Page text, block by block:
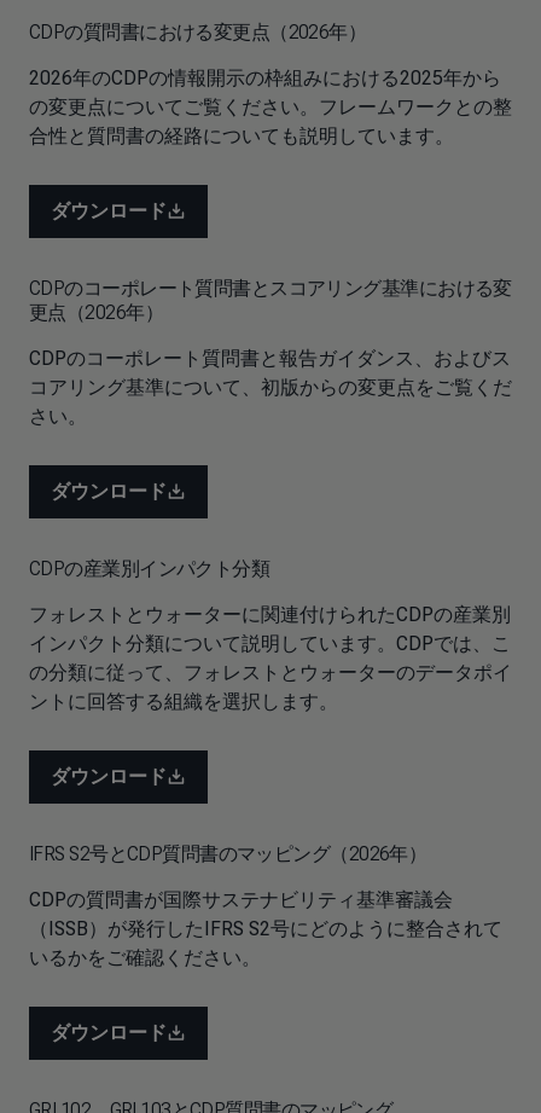
CDPの質問書における変更点（2026年）
2026年のCDPの情報開示の枠組みにおける2025年から
の変更点についてご覧ください。フレームワークとの整
合性と質問書の経路についても説明しています。
ダウンロード
CDPのコーポレート質問書とスコアリング基準における変
更点（2026年）
CDPのコーポレート質問書と報告ガイダンス、およびス
コアリング基準について、初版からの変更点をご覧くだ
さい。
ダウンロード
CDPの産業別インパクト分類
フォレストとウォーターに関連付けられたCDPの産業別
インパクト分類について説明しています。CDPでは、こ
の分類に従って、フォレストとウォーターのデータポイ
ントに回答する組織を選択します。
ダウンロード
IFRS S2号とCDP質問書のマッピング（2026年）
CDPの質問書が国際サステナビリティ基準審議会
（ISSB）が発行したIFRS S2号にどのように整合されて
いるかをご確認ください。
ダウンロード